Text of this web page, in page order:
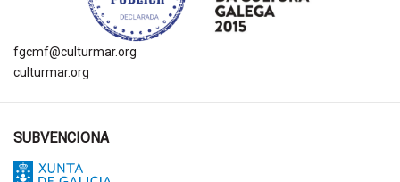
fgcmf@culturmar.org
culturmar.org
SUBVENCIONA